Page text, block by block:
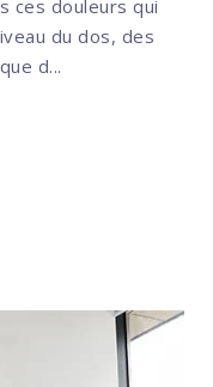
ces douleurs qui
du dos, des
d...